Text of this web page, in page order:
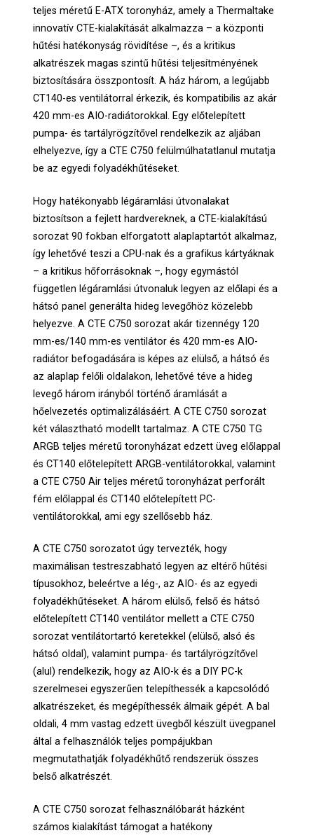
teljes méretű E-ATX toronyház, amely a Thermaltake
innovatív CTE-kialakítását alkalmazza – a központi
hűtési hatékonyság rövidítése –, és a kritikus
alkatrészek magas szintű hűtési teljesítményének
biztosítására összpontosít. A ház három, a legújabb
CT140-es ventilátorral érkezik, és kompatibilis az akár
420 mm-es AIO-radiátorokkal. Egy előtelepített
pumpa- és tartályrögzítővel rendelkezik az aljában
elhelyezve, így a CTE C750 felülmúlhatatlanul mutatja
be az egyedi folyadékhűtéseket.
Hogy hatékonyabb légáramlási útvonalakat
biztosítson a fejlett hardvereknek, a CTE-kialakítású
sorozat 90 fokban elforgatott alaplaptartót alkalmaz,
így lehetővé teszi a CPU-nak és a grafikus kártyáknak
– a kritikus hőforrásoknak –, hogy egymástól
független légáramlási útvonaluk legyen az előlapi és a
hátsó panel generálta hideg levegőhöz közelebb
helyezve. A CTE C750 sorozat akár tizennégy 120
mm-es/140 mm-es ventilátor és 420 mm-es AIO-
radiátor befogadására is képes az elülső, a hátsó és
az alaplap felőli oldalakon, lehetővé téve a hideg
levegő három irányból történő áramlását a
hőelvezetés optimalizálásáért. A CTE C750 sorozat
két választható modellt tartalmaz. A CTE C750 TG
ARGB teljes méretű toronyházat edzett üveg előlappal
és CT140 előtelepített ARGB-ventilátorokkal, valamint
a CTE C750 Air teljes méretű toronyházat perforált
fém előlappal és CT140 előtelepített PC-
ventilátorokkal, ami egy szellősebb ház.
A CTE C750 sorozatot úgy tervezték, hogy
maximálisan testreszabható legyen az eltérő hűtési
típusokhoz, beleértve a lég-, az AIO- és az egyedi
folyadékhűtéseket. A három elülső, felső és hátsó
előtelepített CT140 ventilátor mellett a CTE C750
sorozat ventilátortartó keretekkel (elülső, alsó és
hátsó oldal), valamint pumpa- és tartályrögzítővel
(alul) rendelkezik, hogy az AIO-k és a DIY PC-k
szerelmesei egyszerűen telepíthessék a kapcsolódó
alkatrészeket, és megépíthessék álmaik gépét. A bal
oldali, 4 mm vastag edzett üvegből készült üvegpanel
által a felhasználók teljes pompájukban
megmutathatják folyadékhűtő rendszerük összes
belső alkatrészét.
A CTE C750 sorozat felhasználóbarát házként
számos kialakítást támogat a hatékony